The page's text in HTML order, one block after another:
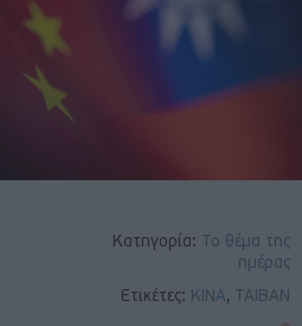
Κατηγορία: Το θέμα της
ημέρας
Ετικέτες: ΚΙΝΑ, ΤΑΙΒΑΝ